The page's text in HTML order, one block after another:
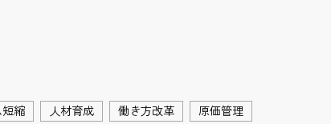
短縮 人材育成 働き方改革 原価管理